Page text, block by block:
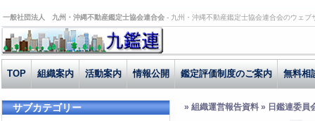
一般社団法人 九州・沖縄不動産鑑定士協会連合会 - 九州・沖縄不動産鑑定士協会連合会のウェ
TOP 組織案内 活動案内 情報公開 鑑定評価制度のご案内 無料相
» 組織運営報告資料 » 日鑑連委員
サブカテゴリー